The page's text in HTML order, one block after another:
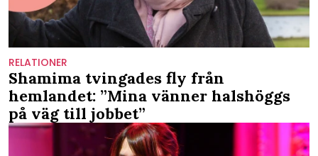
RELATIONER
Shamima tvingades fly från
hemlandet: ”Mina vänner halshöggs
på väg till jobbet”